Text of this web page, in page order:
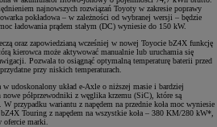
najnowszych rozwiązań Toyoty w zakresie poprawy
pokładowa – w zależności od wybranej wersji – będzie
ładowania prądem stałym (DC) wyniesie do 150 kW.
oraz zapowiedzianą wcześniej w nowej Toyocie bZ4X funkcję
kierowca może aktywować manualnie lub uruchamia się
Pozwala to osiągnąć optymalną temperaturę baterii przed
przy niskich temperaturach.
udoskonalony układ e-Axle o niższej masie i bardziej
półprzewodniki z węglika krzemu (SiC), które są
przypadku wariantu z napędem na przednie koła moc wyniesie
Touring z napędem na wszystkie koła – 380 KM/280 kW*,
marki.